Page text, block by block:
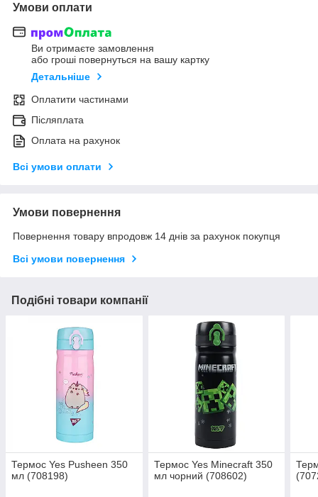
Умови оплати
Ви отримаєте замовлення
або гроші повернуться на вашу картку
Детальніше
Оплатити частинами
Післяплата
Оплата на рахунок
Всі умови оплати
Умови повернення
Повернення товару впродовж 14 днів за рахунок покупця
Всі умови повернення
Подібні товари компанії
Термос Yes Pusheen 350
мл (708198)
Термос Yes Minecraft 350
мл чорний (708602)